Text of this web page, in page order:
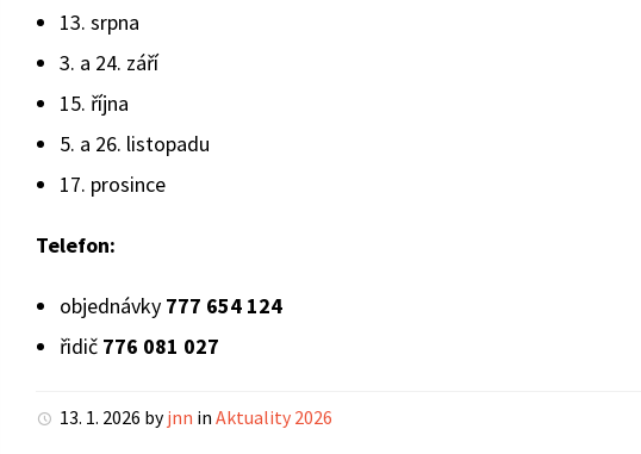
13. srpna
3. a 24. září
15. října
5. a 26. listopadu
17. prosince
Telefon:
objednávky 777 654 124
řidič 776 081 027
13. 1. 2026 by jnn inAktuality 2026